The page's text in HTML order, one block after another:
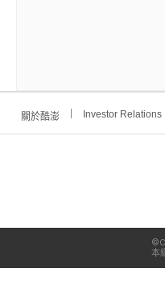
關於酷澎 Investor Relations
本